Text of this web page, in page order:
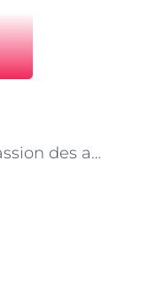
La passion des animaux : les motivations des gardiens de zoo à Paris